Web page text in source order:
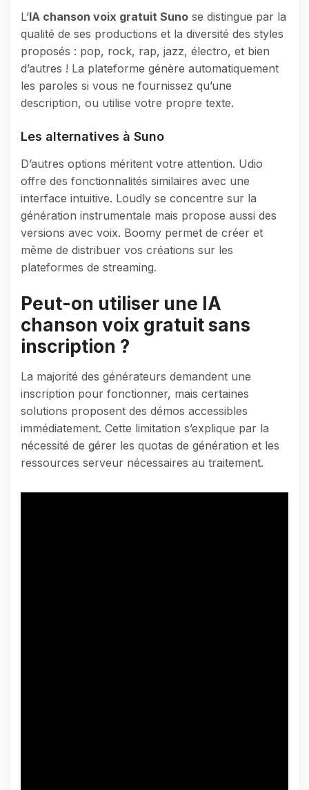
L’IA chanson voix gratuit Suno se distingue par la
qualité de ses productions et la diversité des styles
proposés : pop, rock, rap, jazz, électro, et bien
d’autres ! La plateforme génère automatiquement
les paroles si vous ne fournissez qu’une
description, ou utilise votre propre texte.
Les alternatives à Suno
D’autres options méritent votre attention. Udio
offre des fonctionnalités similaires avec une
interface intuitive. Loudly se concentre sur la
génération instrumentale mais propose aussi des
versions avec voix. Boomy permet de créer et
même de distribuer vos créations sur les
plateformes de streaming.
Peut-on utiliser une IA
chanson voix gratuit sans
inscription ?
La majorité des générateurs demandent une
inscription pour fonctionner, mais certaines
solutions proposent des démos accessibles
immédiatement. Cette limitation s’explique par la
nécessité de gérer les quotas de génération et les
ressources serveur nécessaires au traitement.